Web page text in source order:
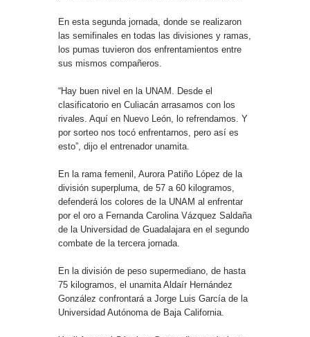
En esta segunda jornada, donde se realizaron
las semifinales en todas las divisiones y ramas,
los pumas tuvieron dos enfrentamientos entre
sus mismos compañeros.
“Hay buen nivel en la UNAM. Desde el
clasificatorio en Culiacán arrasamos con los
rivales. Aquí en Nuevo León, lo refrendamos. Y
por sorteo nos tocó enfrentarnos, pero así es
esto”, dijo el entrenador unamita.
En la rama femenil, Aurora Patiño López de la
división superpluma, de 57 a 60 kilogramos,
defenderá los colores de la UNAM al enfrentar
por el oro a Fernanda Carolina Vázquez Saldaña
de la Universidad de Guadalajara en el segundo
combate de la tercera jornada.
En la división de peso supermediano, de hasta
75 kilogramos, el unamita Aldaír Hernández
González confrontará a Jorge Luis García de la
Universidad Autónoma de Baja California.